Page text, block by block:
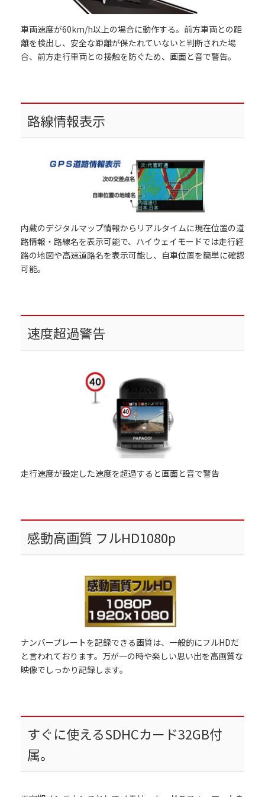
車両速度が60km/h以上の場合に動作する。前方車両との距
離を検出し、安全な距離が保たれていないと判断された場
合、前方走行車両との接触を防ぐため、画面と音で警告。
路線情報表示
内蔵のデジタルマップ情報からリアルタイムに現在位置の道
路情報・路線名を表示可能で、ハイウェイモードでは走行経
路の地図や高速道路名を表示可能し、自車位置を簡単に確認
可能。
速度超過警告
走行速度が設定した速度を超過すると画面と音で警告
感動高画質 フルHD1080p
ナンバープレートを記録できる画質は、一般的にフルHDだ
と言われております。万が一の時や楽しい思い出を高画質な
映像でしっかり記録します。
すぐに使えるSDHCカード32GB付
属。